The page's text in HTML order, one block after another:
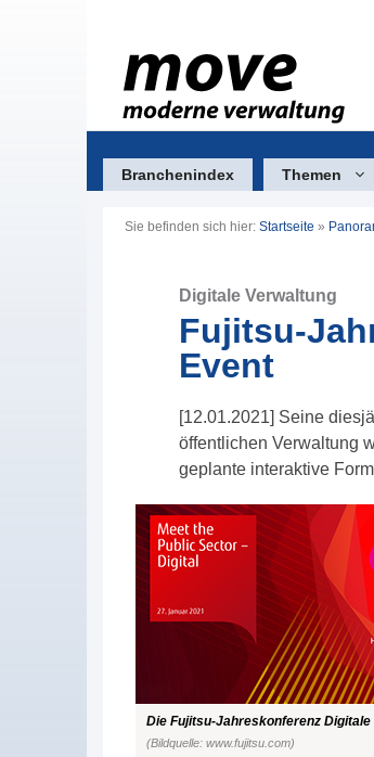
Branchenindex Themen
Sie befinden sich hier: Startseite »
Digitale Verwaltung
Fujitsu-
Event
[12.01.2021] Seine
öffentlichen Verwaltung
geplante interaktive
Die Fujitsu-Jahreskonferenz
(Bildquelle: www.fujitsu.com)